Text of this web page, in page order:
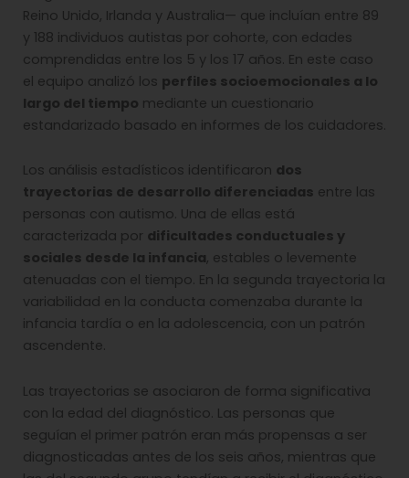
Reino Unido, Irlanda y Australia— que incluían entre 89
y 188 individuos autistas por cohorte, con edades
comprendidas entre los 5 y los 17 años. En este caso
el equipo analizó los perfiles socioemocionales a lo
largo del tiempo mediante un cuestionario
estandarizado basado en informes de los cuidadores.
Los análisis estadísticos identificaron dos
trayectorias de desarrollo diferenciadas entre las
personas con autismo. Una de ellas está
caracterizada por dificultades conductuales y
sociales desde la infancia, estables o levemente
atenuadas con el tiempo. En la segunda trayectoria la
variabilidad en la conducta comenzaba durante la
infancia tardía o en la adolescencia, con un patrón
ascendente.
Las trayectorias se asociaron de forma significativa
con la edad del diagnóstico. Las personas que
seguían el primer patrón eran más propensas a ser
diagnosticadas antes de los seis años, mientras que